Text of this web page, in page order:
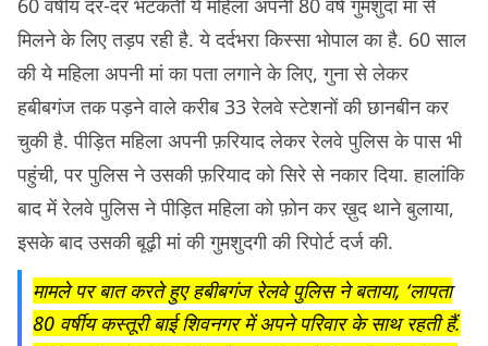
60 वर्षीय दर-दर भटकती ये महिला अपनी 80 वर्ष गुमशुदा मां से
मिलने के लिए तड़प रही है. ये दर्दभरा किस्सा भोपाल का है. 60 साल
की ये महिला अपनी मां का पता लगाने के लिए, गुना से लेकर
हबीबगंज तक पड़ने वाले करीब 33 रेलवे स्टेशनों की छानबीन कर
चुकी है. पीड़ित महिला अपनी फ़रियाद लेकर रेलवे पुलिस के पास भी
पहुंची, पर पुलिस ने उसकी फ़रियाद को सिरे से नकार दिया. हालांकि
बाद में रेलवे पुलिस ने पीड़ित महिला को फ़ोन कर ख़ुद थाने बुलाया,
इसके बाद उसकी बूढ़ी मां की गुमशुदगी की रिपोर्ट दर्ज की.
मामले पर बात करते हुए हबीबगंज रेलवे पुलिस ने बताया, ‘लापता
80 वर्षीय कस्तूरी बाई शिवनगर में अपने परिवार के साथ रहती हैं.